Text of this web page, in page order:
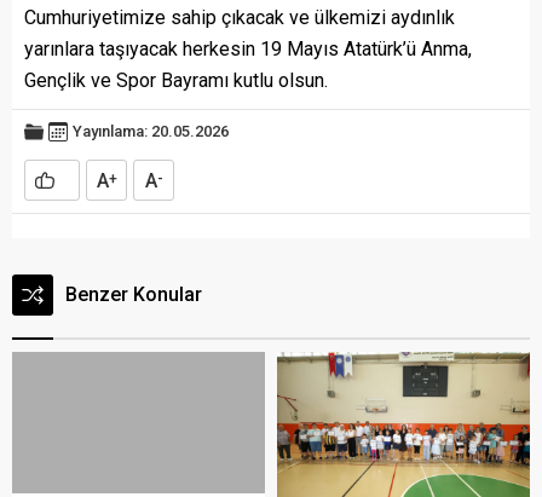
Cumhuriyetimize sahip çıkacak ve ülkemizi aydınlık
yarınlara taşıyacak herkesin 19 Mayıs Atatürk’ü Anma,
Gençlik ve Spor Bayramı kutlu olsun.
Yayınlama: 20.05.2026
A+ A-
Benzer Konular